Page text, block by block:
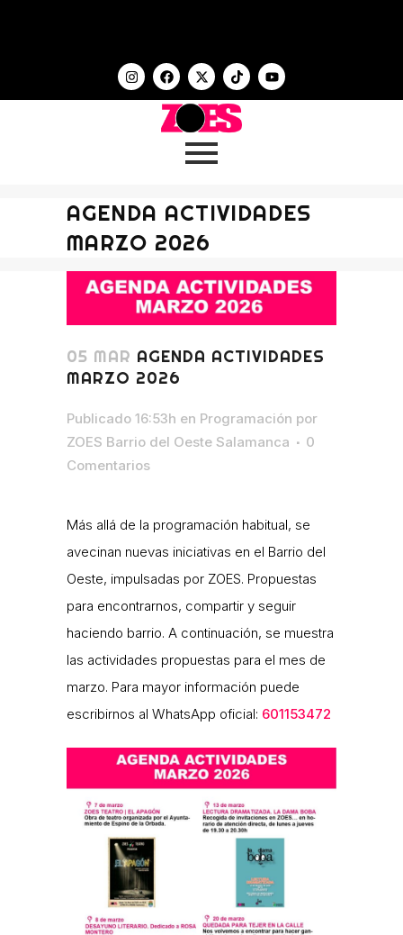
AGENDA ACTIVIDADES
MARZO 2026
05 MAR AGENDA ACTIVIDADES
MARZO 2026
Publicado 16:53h en Programación por
ZOES Barrio del Oeste Salamanca
0
Comentarios
Más allá de la programación habitual, se
avecinan nuevas iniciativas en el Barrio del
Oeste, impulsadas por ZOES. Propuestas
para encontrarnos, compartir y seguir
haciendo barrio. A continuación, se muestra
las actividades propuestas para el mes de
marzo. Para mayor información puede
escribirnos al WhatsApp oficial: 601153472